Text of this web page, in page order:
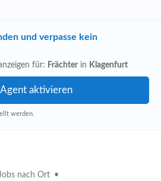
und verpasse kein
für: Frächter in Klagenfurt
werden.
nach Ort